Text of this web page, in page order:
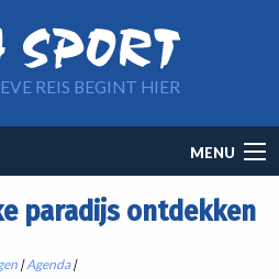
REIS BEGINT HIER
MENU
paradijs ontdekken
|Agenda|